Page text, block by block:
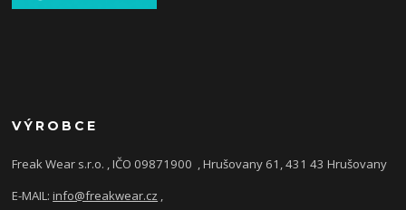
VÝROBCE
Freak Wear s.r.o. , IČO 09871900 , Hrušovany 61, 431 43 Hrušovany
E-MAIL:info@freakwear.cz ,